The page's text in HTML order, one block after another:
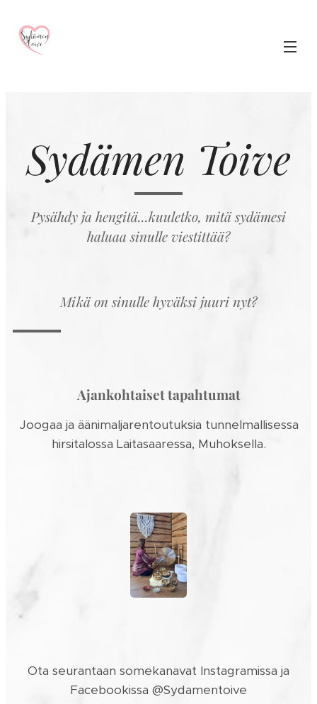
Sydämen Toive
Pysähdy ja hengitä...kuuletko, mitä sydämesi
haluaa sinulle viestittää?
Mikä on sinulle hyväksi juuri nyt?
Ajankohtaiset tapahtumat
Joogaa ja äänimaljarentoutuksia tunnelmallisessa
hirsitalossa Laitasaaressa, Muhoksella.
Ota seurantaan somekanavat Instagramissa ja
Facebookissa @Sydamentoive